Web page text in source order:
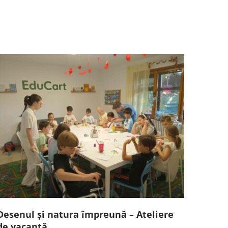
și natura împreună – Ateliere